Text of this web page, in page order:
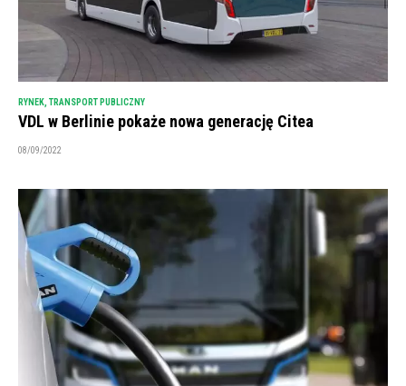
RYNEK TRANSPORT PUBLICZNY
VDL w Berlinie pokaże nowa generację Citea
08/09/2022